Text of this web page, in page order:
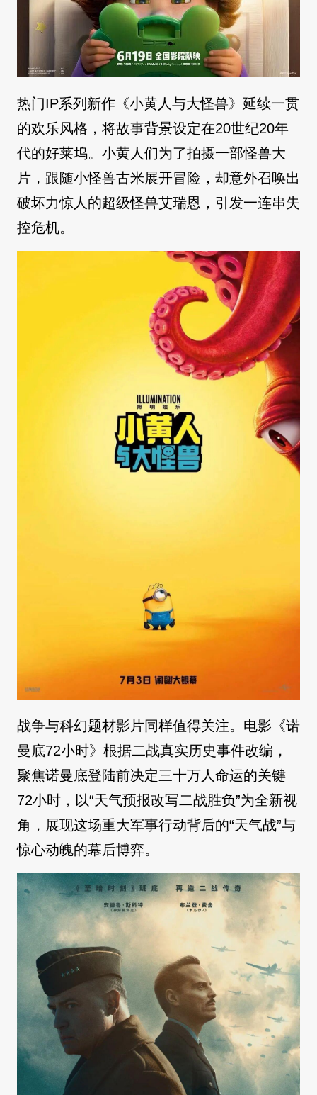
热门IP系列新作《小黄人与大怪兽》延续一贯
的欢乐风格，将故事背景设定在20世纪20年
代的好莱坞。小黄人们为了拍摄一部怪兽大
片，跟随小怪兽古米展开冒险，却意外召唤出
破坏力惊人的超级怪兽艾瑞恩，引发一连串失
控危机。
战争与科幻题材影片同样值得关注。电影《诺
曼底72小时》根据二战真实历史事件改编，
聚焦诺曼底登陆前决定三十万人命运的关键
72小时，以“天气预报改写二战胜负”为全新视
角，展现这场重大军事行动背后的“天气战”与
惊心动魄的幕后博弈。